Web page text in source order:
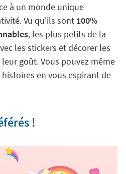
à un monde unique
Vu qu'ils sont 100%
, les plus petits de la
les stickers et décorer les
goût. Vous pouvez même
en vous espirant de
!